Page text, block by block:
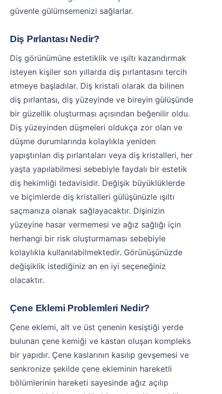
güvenle gülümsemenizi sağlarlar.
Diş Pırlantası Nedir?
Diş görünümüne estetiklik ve ışıltı kazandırmak
isteyen kişiler son yıllarda diş pırlantasını tercih
etmeye başladılar. Diş kristali olarak da bilinen
diş pırlantası, diş yüzeyinde ve bireyin gülüşünde
bir güzellik oluşturması açısından beğenilir oldu.
Diş yüzeyinden düşmeleri oldukça zor olan ve
düşme durumlarında kolaylıkla yeniden
yapıştırılan diş pırlantaları veya diş kristalleri, her
yaşta yapılabilmesi sebebiyle faydalı bir estetik
diş hekimliği tedavisidir. Değişik büyüklüklerde
ve biçimlerde diş kristalleri gülüşünüzle ışıltı
saçmanıza olanak sağlayacaktır. Dişinizin
yüzeyine hasar vermemesi ve ağız sağlığı için
herhangi bir risk oluşturmaması sebebiyle
kolaylıkla kullanılabilmektedir. Görünüşünüzde
değişiklik istediğiniz an en iyi seçeneğiniz
olacaktır.
Çene Eklemi Problemleri Nedir?
Çene eklemi, alt ve üst çenenin kesiştiği yerde
bulunan çene kemiği ve kastan oluşan kompleks
bir yapıdır. Çene kaslarının kasılıp gevşemesi ve
senkronize şekilde çene ekleminin hareketli
bölümlerinin hareketi sayesinde ağız açılıp